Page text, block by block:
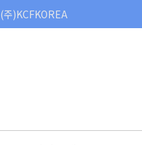
(주)KCFKOREA